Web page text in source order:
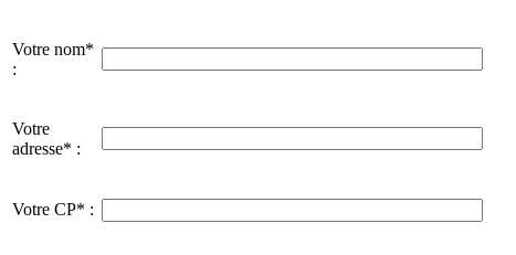
Votre nom*
:
Votre
adresse* :
Votre CP* :